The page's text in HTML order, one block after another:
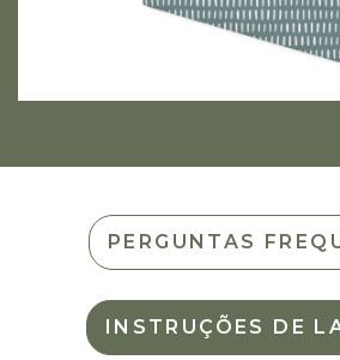
PERGUNTAS
INSTRUÇÕES DE